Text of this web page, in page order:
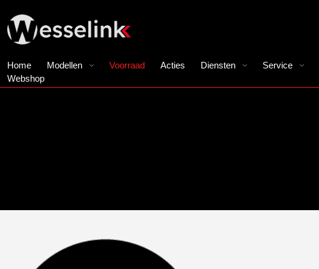
Home Modellen Voorraad Acties Diensten Service
Webshop